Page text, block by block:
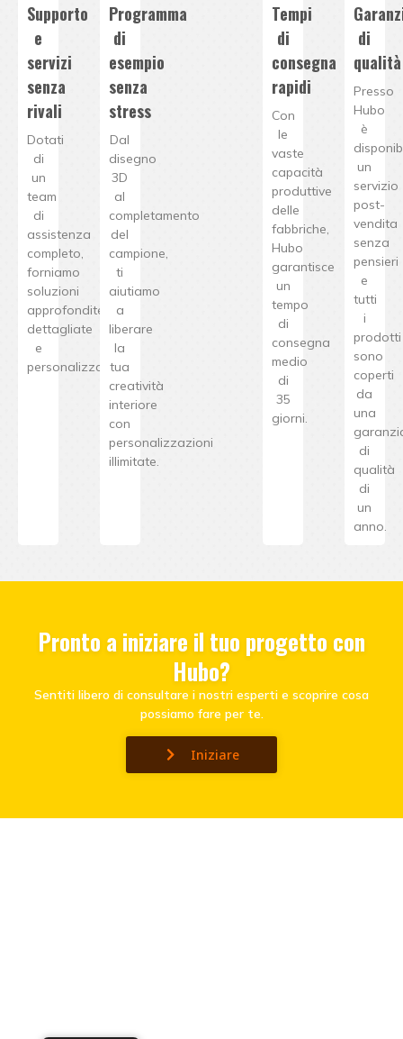
Supporto
e
servizi
senza
rivali
Dotati
di
un
team
di
assistenza
completo,
forniamo
soluzioni
approfondite,
dettagliate
e
personalizzate.
Programma
di
esempio
senza
stress
Dal
disegno
3D
al
completamento
del
campione,
ti
aiutiamo
a
liberare
la
tua
creatività
interiore
con
personalizzazioni
illimitate.
Tempi
di
consegna
rapidi
Con
le
vaste
capacità
produttive
delle
fabbriche,
Hubo
garantisce
un
tempo
di
consegna
medio
di
35
giorni.
di
qualità
Presso
Hubo
è
un
servizio
post-
vendita
senza
pensieri
e
tutti
i
prodotti
sono
coperti
da
una
di
qualità
di
un
anno.
Pronto a iniziare il tuo progetto con
Hubo?
Sentiti libero di consultare i nostri esperti e scoprire cosa
possiamo fare per te.
Iniziare